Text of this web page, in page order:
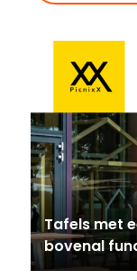
Tafels met een herkenbaar,
bovenal